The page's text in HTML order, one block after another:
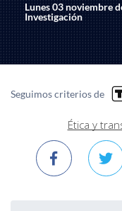
Lunes 03 noviembre
Investigación
Seguimos criterios de
Ética y